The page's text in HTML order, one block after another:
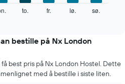
to. fr. lø. sø.
bestille på Nx London
best pris på Nx London Hostel. Dette
med å bestille i siste liten.